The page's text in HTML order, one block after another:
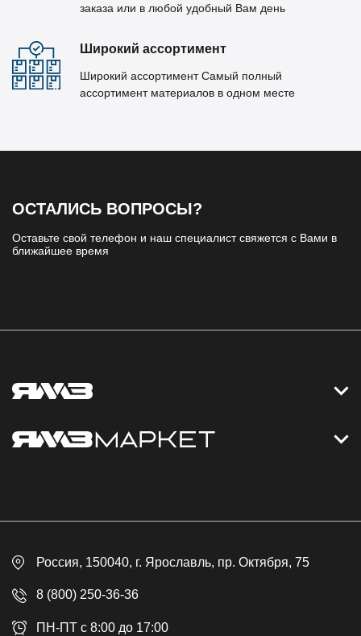
заказа или в любой удобный Вам день
Широкий ассортимент
Широкий ассортимент Самый полный
ассортимент материалов в одном месте
ОСТАЛИСЬ ВОПРОСЫ?
Оставьте свой телефон и наш специалист свяжется с Вами в
ближайшее время
Контакты
Доставка
Контакты
Гарантия
Россия, 150040, г. Ярославль, пр. Октября, 75
8 (800) 250-36-36
ПН-ПТ с 8:00 до 17:00